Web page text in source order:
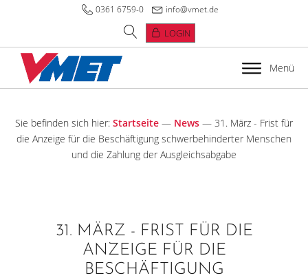
0361 6759-0 info@vmet.de
LOGIN
Menü
Sie befinden sich hier: Startseite — News — 31. März - Frist für
die Anzeige für die Beschäftigung schwerbehinderter Menschen
und die Zahlung der Ausgleichsabgabe
31. MÄRZ - FRIST FÜR DIE
ANZEIGE FÜR DIE
BESCHÄFTIGUNG